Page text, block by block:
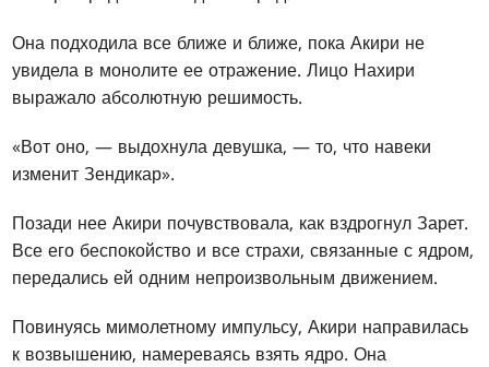
Она подходила все ближе и ближе, пока Акири не
увидела в монолите ее отражение. Лицо Нахири
выражало абсолютную решимость.
«Вот оно, — выдохнула девушка, — то, что навеки
изменит Зендикар».
Позади нее Акири почувствовала, как вздрогнул Зарет.
Все его беспокойство и все страхи, связанные с ядром,
передались ей одним непроизвольным движением.
Повинуясь мимолетному импульсу, Акири направилась
к возвышению, намереваясь взять ядро. Она